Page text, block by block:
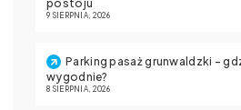
postoju
9 SIERPNIA, 2026
Parking pasaż grunwaldzki –
wygodnie?
8 SIERPNIA, 2026